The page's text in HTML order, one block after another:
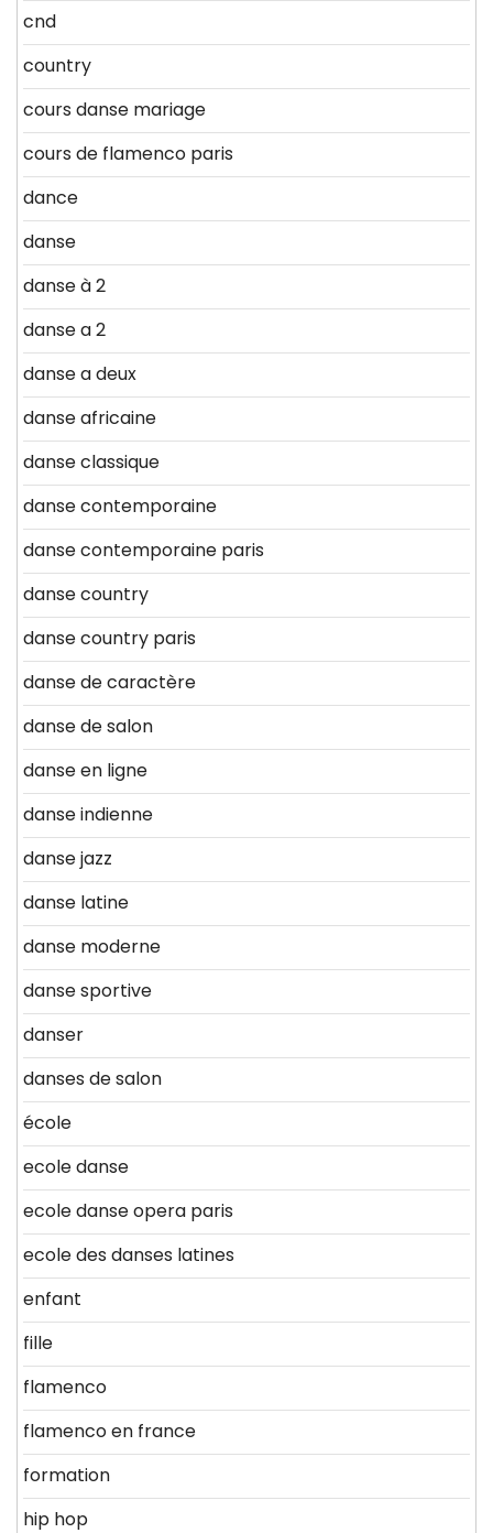
cnd
country
cours danse mariage
cours de flamenco paris
dance
danse
danse à 2
danse a 2
danse a deux
danse africaine
danse classique
danse contemporaine
danse contemporaine paris
danse country
danse country paris
danse de caractère
danse de salon
danse en ligne
danse indienne
danse jazz
danse latine
danse moderne
danse sportive
danser
danses de salon
école
ecole danse
ecole danse opera paris
ecole des danses latines
enfant
fille
flamenco
flamenco en france
formation
hip hop